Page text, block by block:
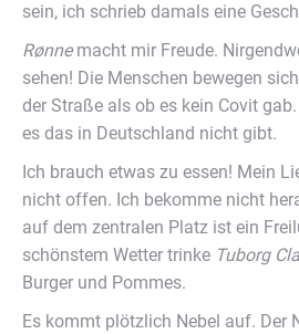
sein, ich schrieb damals eine
Rønne macht mir Freude.
sehen! Die Menschen bewegen
der Straße als ob es kein Covit
es das in Deutschland nicht gibt.
Ich brauch etwas zu essen! Mein
nicht offen. Ich bekomme nicht
auf dem zentralen Platz ist ein
schönstem Wetter trinke Tuborg
Burger und Pommes.
Es kommt plötzlich Nebel auf. Der